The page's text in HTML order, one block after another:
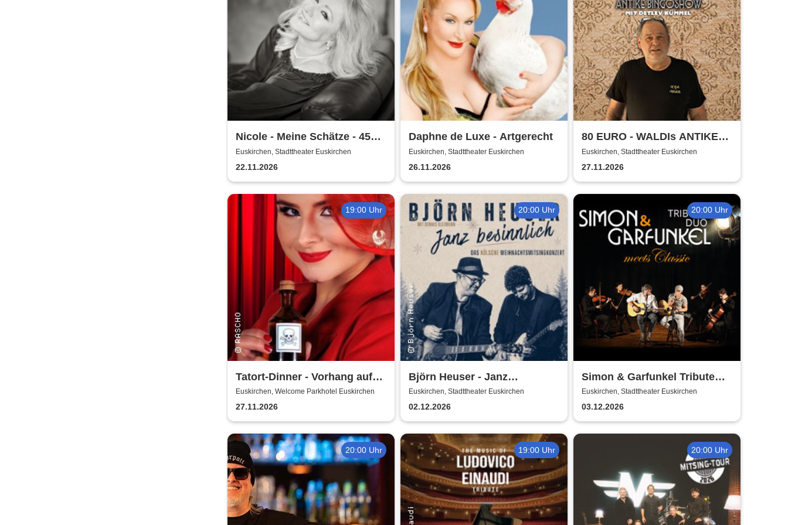
Nicole - Meine Schätze - 45
Jahre Jubiläumstour
Euskirchen, Stadttheater Euskirchen
22.11.2026
Daphne de Luxe - Artgerecht
Euskirchen, Stadttheater Euskirchen
26.11.2026
80 EURO - WALDIs ANTIKE
BINGOSHOW
Euskirchen, Stadttheater Euskirchen
27.11.2026
19:00 Uhr
Tatort-Dinner - Vorhang auf
für Mord
Euskirchen, Welcome Parkhotel Euskirchen
27.11.2026
20:00 Uhr
Björn Heuser - Janz
besinnlich
Euskirchen, Stadttheater Euskirchen
02.12.2026
20:00 Uhr
Simon & Garfunkel Tribute
meets Classic - Duo
Graceland
Euskirchen, Stadttheater Euskirchen
03.12.2026
20:00 Uhr 19:00 Uhr 20:00 Uhr